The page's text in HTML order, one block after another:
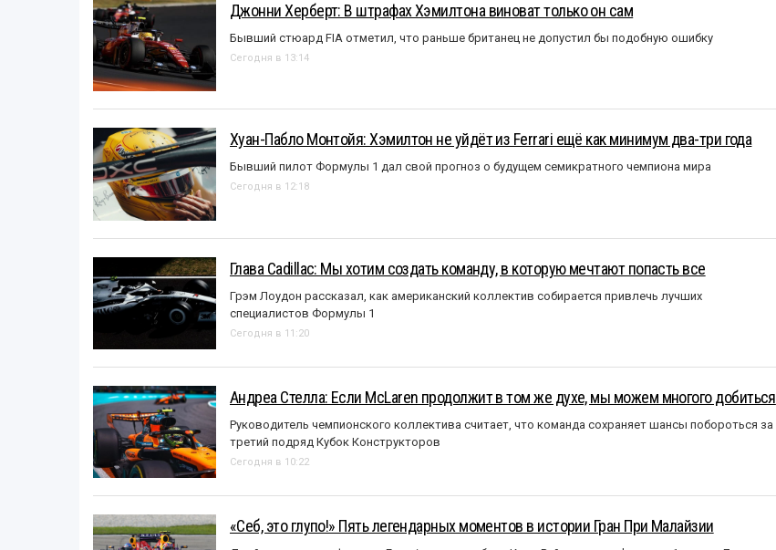
Джонни Херберт: В штрафах Хэмилтона виноват только он сам
Бывший стюард FIA отметил, что раньше британец не допустил бы подобную ошибку
Сегодня в 13:14
Хуан-Пабло Монтойя: Хэмилтон не уйдёт из Ferrari ещё как минимум два-три года
Бывший пилот Формулы 1 дал свой прогноз о будущем семикратного чемпиона мира
Сегодня в 12:18
Глава Cadillac: Мы хотим создать команду, в которую мечтают попасть все
Грэм Лоудон рассказал, как американский коллектив собирается привлечь лучших
специалистов Формулы 1
Сегодня в 11:20
Андреа Стелла: Если McLaren продолжит в том же духе, мы можем многого добиться
Руководитель чемпионского коллектива считает, что команда сохраняет шансы побороться за
третий подряд Кубок Конструкторов
Сегодня в 10:22
«Себ, это глупо!» Пять легендарных моментов в истории Гран При Малайзии